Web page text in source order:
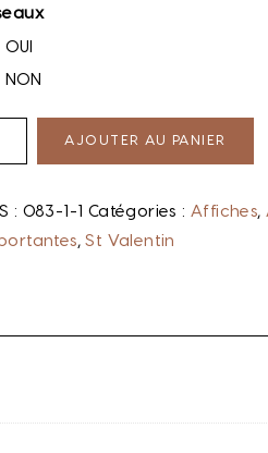
OUI
NON
AJOUTER AU PANIER
: 083-1-1 Catégories :Affiches,
,St Valentin